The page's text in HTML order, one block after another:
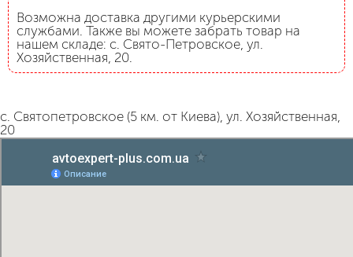
Возможна доставка другими курьерскими
службами. Также вы можете забрать товар на
нашем складе: с. Свято-Петровское, ул.
Хозяйственная, 20.
с. Святопетровское (5 км. от Киева), ул. Хозяйственная,
20